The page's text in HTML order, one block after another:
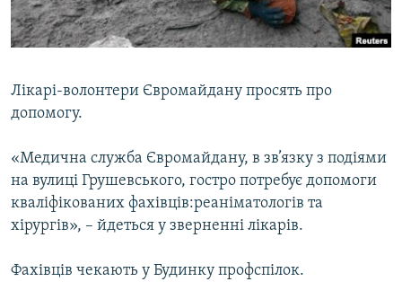
СВІДЧЕННЯ ОКУПАЦІЇ
УКРАЇНСЬКА ПРОБЛЕМА КРИМУ
Qırımtatar
Усі сайти RFE/RL
Лікарі-волонтери Євромайдану просять про
допомогу.
«Медична служба Євромайдану, в зв’язку з подіями
на вулиці Грушевського, гостро потребує допомоги
кваліфікованих фахівців:реаніматологів та
хірургів», – йдеться у зверненні лікарів.
Фахівців чекають у Будинку профспілок.